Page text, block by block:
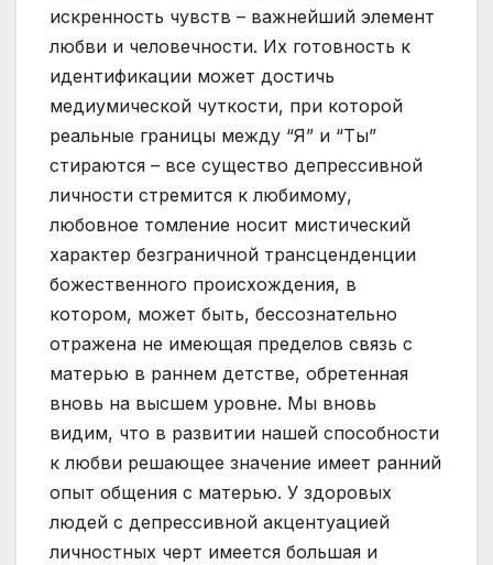
искренность чувств – важнейший элемент
любви и человечности. Их готовность к
идентификации может достичь
медиумической чуткости, при которой
реальные границы между “Я” и “Ты”
стираются – все существо депрессивной
личности стремится к любимому,
любовное томление носит мистический
характер безграничной трансценденции
божественного происхождения, в
котором, может быть, бессознательно
отражена не имеющая пределов связь с
матерью в раннем детстве, обретенная
вновь на высшем уровне. Мы вновь
видим, что в развитии нашей способности
к любви решающее значение имеет ранний
опыт общения с матерью. У здоровых
людей с депрессивной акцентуацией
личностных черт имеется большая и